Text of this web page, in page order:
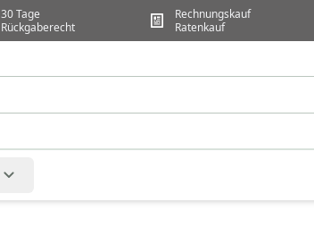
30 Tage
Rückgaberecht
Rechnungskauf
Ratenkauf